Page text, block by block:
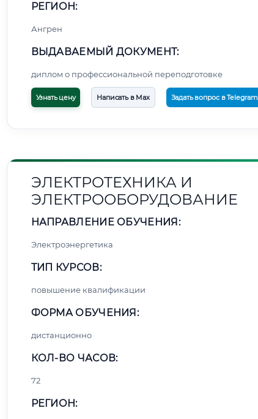
РЕГИОН:
Ангрен
ВЫДАВАЕМЫЙ ДОКУМЕНТ:
диплом о профессиональной переподготовке
Узнать цену Написать в Max Задать вопрос в Telegram
ЭЛЕКТРОТЕХНИКА И
ЭЛЕКТРООБОРУДОВАНИЕ
НАПРАВЛЕНИЕ ОБУЧЕНИЯ:
Электроэнергетика
ТИП КУРСОВ:
повышение квалификации
ФОРМА ОБУЧЕНИЯ:
дистанционно
КОЛ-ВО ЧАСОВ:
72
РЕГИОН: